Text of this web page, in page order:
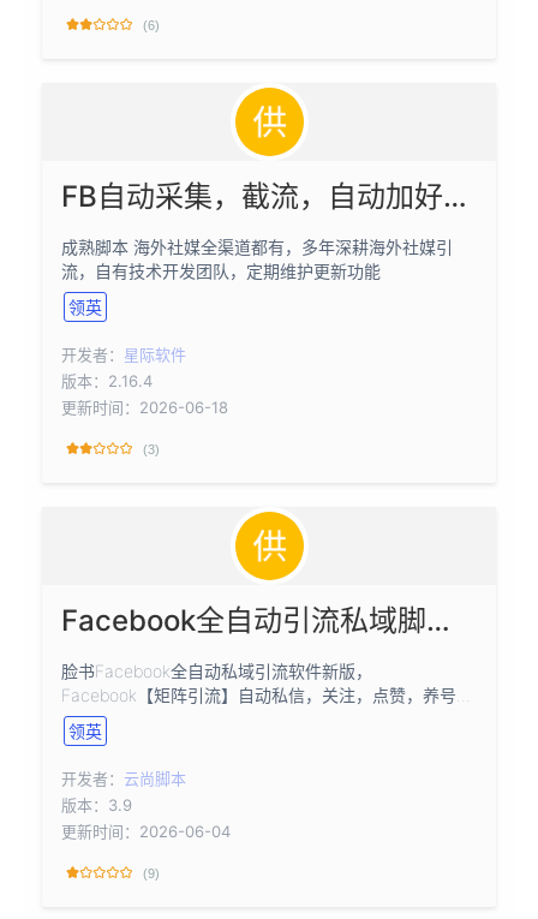
(6)
FB自动采集，截流，自动加好友，私信
成熟脚本 海外社媒全渠道都有，多年深耕海外社媒引
流，自有技术开发团队，定期维护更新功能
领英
开发者： 星际软件
版本：2.16.4
更新时间：2026-06-18
(3)
Facebook全自动引流私域脚本；加人点赞私信矩阵养号截流
脸书Facebook全自动私域引流软件新版，
Facebook【矩阵引流】自动私信，关注，点赞，养号功
能
领英
开发者： 云尚脚本
版本：3.9
更新时间：2026-06-04
(9)